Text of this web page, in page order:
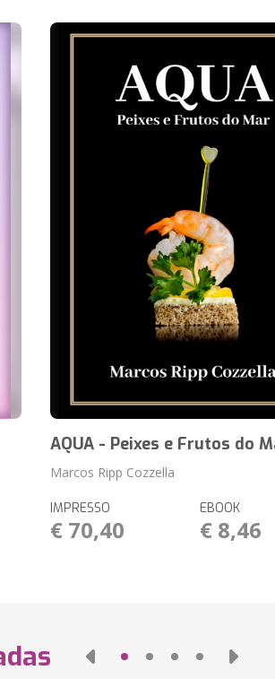
AQUA - Peixes e Frutos do
Marcos Ripp Cozzella
IMPRESSO
€ 70,40
EBOOK
€ 8,46